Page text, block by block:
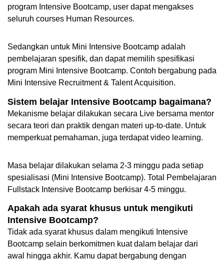
program Intensive Bootcamp, user dapat mengakses
seluruh courses Human Resources.
Sedangkan untuk Mini Intensive Bootcamp adalah
pembelajaran spesifik, dan dapat memilih spesifikasi
program Mini Intensive Bootcamp. Contoh bergabung pada
Mini Intensive Recruitment & Talent Acquisition.
Sistem belajar Intensive Bootcamp bagaimana?
Mekanisme belajar dilakukan secara Live bersama mentor
secara teori dan praktik dengan materi up-to-date. Untuk
memperkuat pemahaman, juga terdapat video learning.
Masa belajar dilakukan selama 2-3 minggu pada setiap
spesialisasi (Mini Intensive Bootcamp). Total Pembelajaran
Fullstack Intensive Bootcamp berkisar 4-5 minggu.
Apakah ada syarat khusus untuk mengikuti
Intensive Bootcamp?
Tidak ada syarat khusus dalam mengikuti Intensive
Bootcamp selain berkomitmen kuat dalam belajar dari
awal hingga akhir. Kamu dapat bergabung dengan